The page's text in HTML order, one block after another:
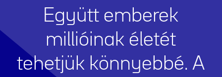
Együtt emberek
millióinak életét
tehetjük könnyebbé. A